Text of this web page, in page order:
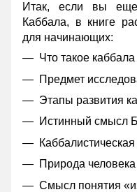
Итак, если вы
Каббала, в книге
для начинающих:
Что такое каббала
Предмет
Этапы развития
Истинный смысл
Природа человека
Смысл понятия